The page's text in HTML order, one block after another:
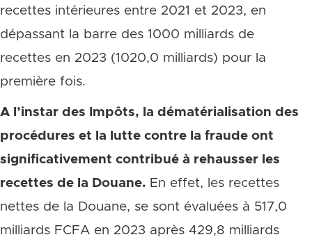
recettes intérieures entre 2021 et 2023, en
dépassant la barre des 1000 milliards de
recettes en 2023 (1020,0 milliards) pour la
première fois.
A l’instar des Impôts, la dématérialisation des
procédures et la lutte contre la fraude ont
significativement contribué à rehausser les
recettes de la Douane. En effet, les recettes
nettes de la Douane, se sont évaluées à 517,0
milliards FCFA en 2023 après 429,8 milliards